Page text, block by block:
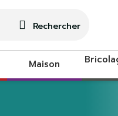
Rechercher
Maison